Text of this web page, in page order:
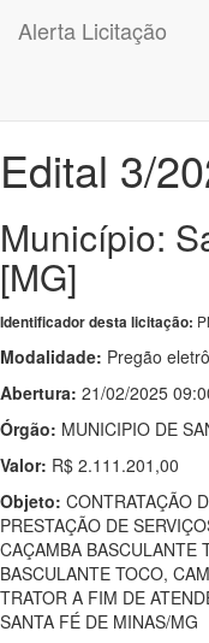
Alerta Licitação
Edital 3/
Município:
[MG]
Identificador desta licitação:
Modalidade: Pregão
Abertura: 21/02/2025
Órgão: MUNICIPIO DE
Valor: R$ 2.111.201,00
Objeto: CONTRATAÇÃO
PRESTAÇÃO DE
CAÇAMBA BASCULANTE
BASCULANTE TOCO,
TRATOR A FIM DE
SANTA FÉ DE MINAS/MG